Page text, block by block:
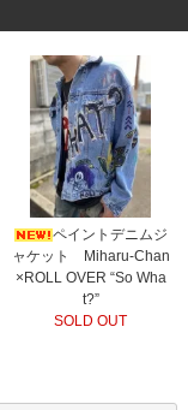
ペイントデニムジ
ャケット Miharu-Chan
×ROLL OVER “So Wha
t?”
SOLD OUT